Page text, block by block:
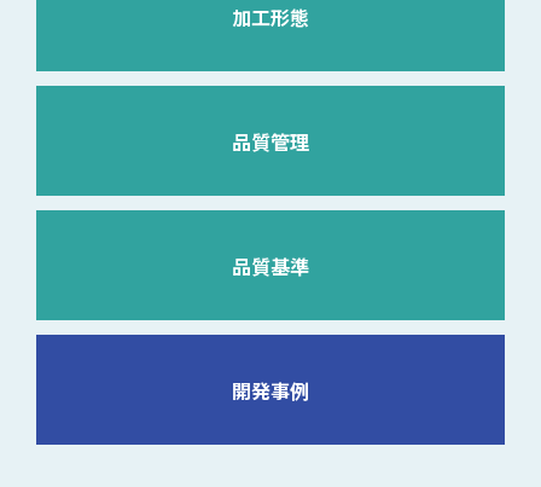
加工形態
品質管理
品質基準
開発事例